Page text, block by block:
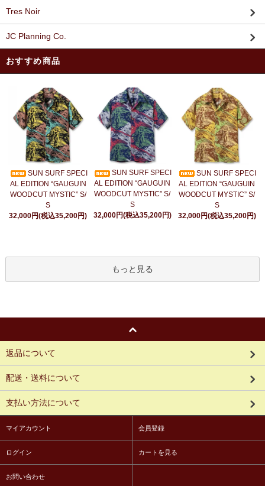
Tres Noir
JC Planning Co.
おすすめ商品
SUN SURF SPECI
AL EDITION “GAUGUIN
WOODCUT MYSTIC” S/
S
32,000円(税込35,200円)
SUN SURF SPECI
AL EDITION “GAUGUIN
WOODCUT MYSTIC” S/
S
32,000円(税込35,200円)
SUN SURF SPECI
AL EDITION “GAUGUIN
WOODCUT MYSTIC” S/
S
32,000円(税込35,200円)
もっと見る
返品について
配送・送料について
支払い方法について
マイアカウント 会員登録
ログイン カートを見る
お問い合わせ